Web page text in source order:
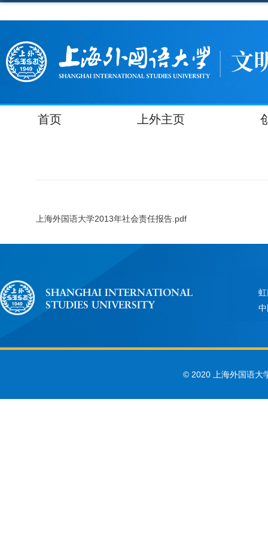
首页 上外主页
上海外国语大学2013年社会责任报告.pdf
© 2020 上海外国语大